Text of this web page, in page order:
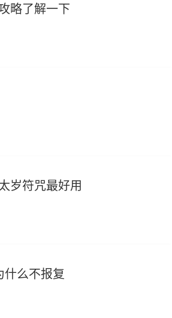
略了解一下
岁符咒最好用
什么不报复